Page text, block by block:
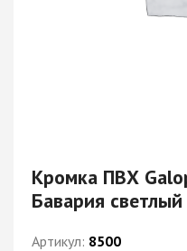
Кромка ПВХ
Бавария
Артикул: 8500